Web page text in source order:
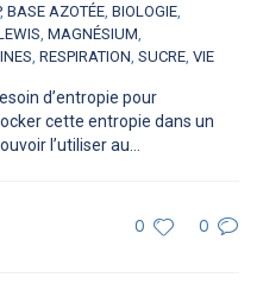
, BASE AZOTÉE, BIOLOGIE,
, MAGNÉSIUM,
, RESPIRATION, SUCRE, VIE
d’entropie pour
cette entropie dans un
l’utiliser au...
0 0